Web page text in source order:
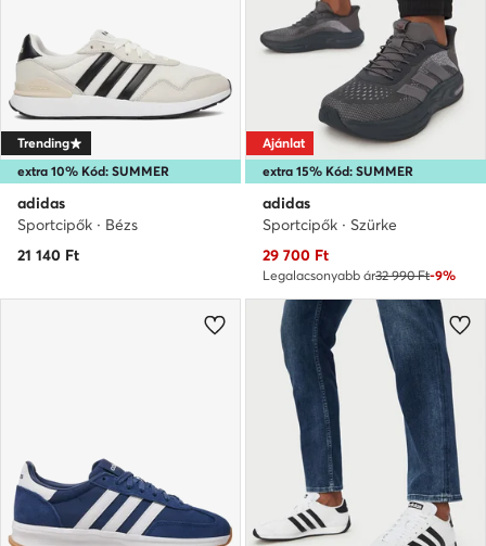
extra 10% Kód: SUMMER
Trending
adidas
Sportcipők · Bézs
21 140 Ft
extra 15% Kód: SUMMER
Ajánlat
adidas
Sportcipők · Szürke
Aktuális ár
29 700 Ft
Legalacsonyabb ár32 990 Ft-9%